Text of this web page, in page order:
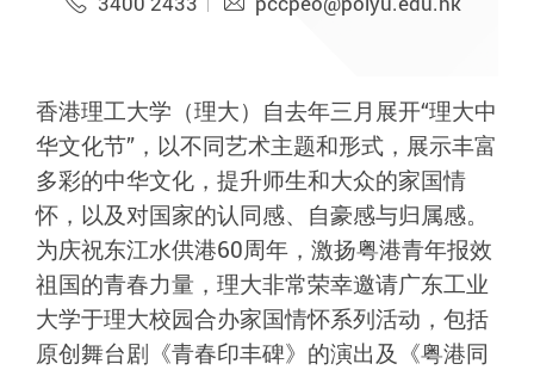
香港理工大学（理大）自去年三月展开“理大中
华文化节”，以不同艺术主题和形式，展示丰富
多彩的中华文化，提升师生和大众的家国情
怀，以及对国家的认同感、自豪感与归属感。
为庆祝东江水供港60周年，激扬粤港青年报效
祖国的青春力量，理大非常荣幸邀请广东工业
大学于理大校园合办家国情怀系列活动，包括
原创舞台剧《青春印丰碑》的演出及《粤港同